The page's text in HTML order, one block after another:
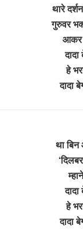
थारे
गुरुवर
आकर
हे
दादा
था
हे
दादा